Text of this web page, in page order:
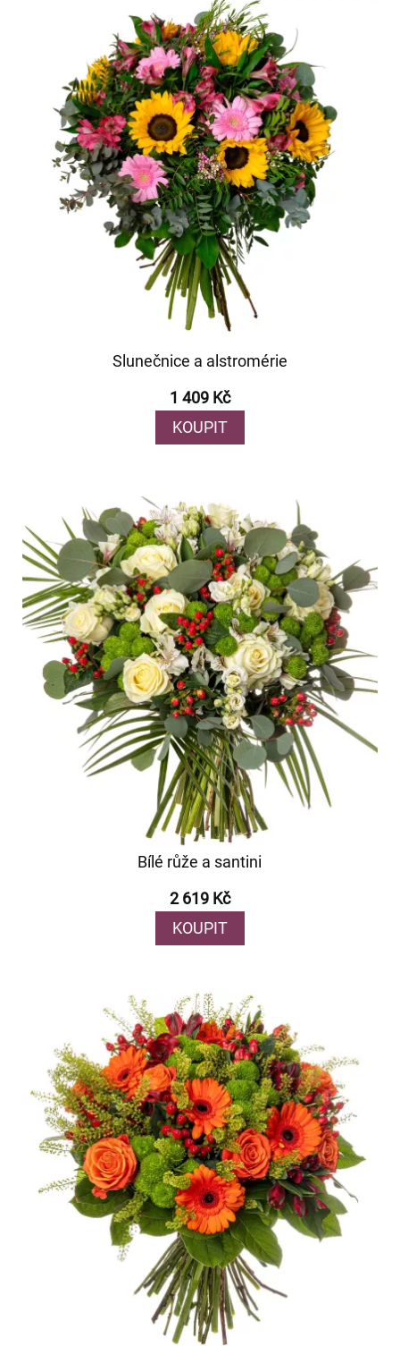
Slunečnice a alstromérie
1 409 Kč
KOUPIT
Bílé růže a santini
2 619 Kč
KOUPIT